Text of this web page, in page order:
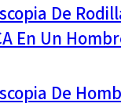
De
En Un
De